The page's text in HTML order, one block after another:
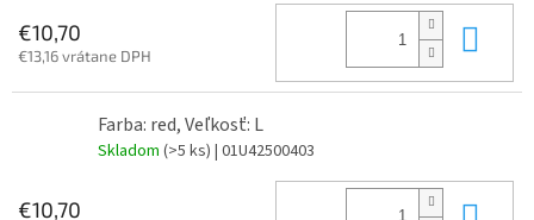
€10,70
€13,16 vrátane DPH
Farba: red, Veľkosť: L
Skladom (>5 ks) | 01U42500403
€10,70